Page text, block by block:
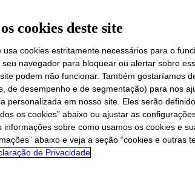
TÉCNICO OPÇÕES DE AMOSTRA
cookies deste site
usa cookies estritamente necessários para o
navegador para bloquear ou alertar sobre
podem não funcionar. Também gostaríamos
de desempenho e de segmentação) para nos
personalizada em nosso site. Eles serão
os cookies” abaixo ou ajustar as
informações sobre como usamos os cookies e
abaixo e veja a seção “cookies e outras
de Privacidade